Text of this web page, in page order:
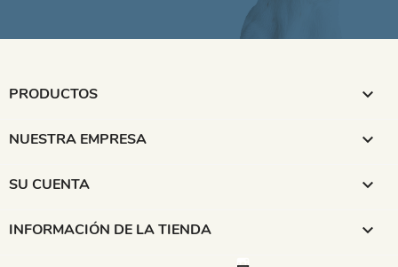
PRODUCTOS 
NUESTRA EMPRESA 
SU CUENTA 
INFORMACIÓN DE LA TIENDA 